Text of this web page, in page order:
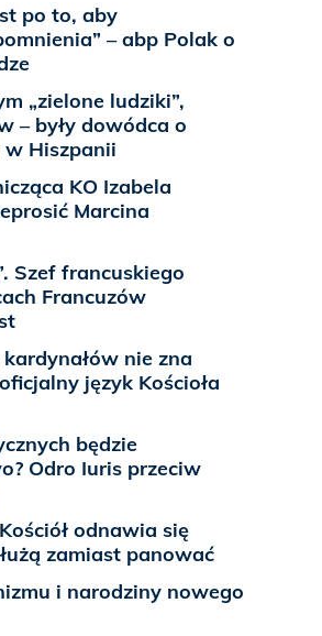
po to, aby
– abp Polak o
„zielone ludziki”,
– były dowódca o
Hiszpanii
KO Izabela
Marcina
Szef francuskiego
Francuzów
nie zna
język Kościoła
będzie
Odro Iuris przeciw
odnawia się
zamiast panować
i narodziny nowego